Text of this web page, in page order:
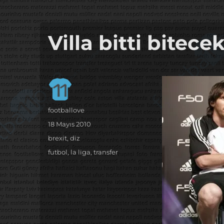
footbaLLove
it's the football, that's the football…
Villa bitti
Yazar
footballove
Yayın
tarihi
18 Mayıs 2010
Kategoriler
brexit,diz
Etiketler
futbol, la liga,transfer